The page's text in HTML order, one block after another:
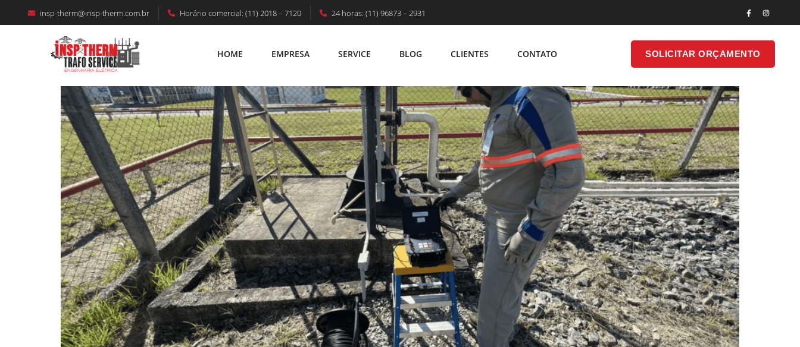
insp-therm@insp-therm.com.br Horário comercial: (11) 2018 – 7120 24 horas: (11) 96873 – 2931
HOME EMPRESA SERVICE BLOG CLIENTES CONTATO SOLICITAR ORÇAMENTO
HOME EMPRESA SERVICE BLOG CLIENTES CONTATO
SOLICITAR
ORÇAMENTO
O Que É SPDA – Sistema De Proteção Contra Descargas Atmosféricas?